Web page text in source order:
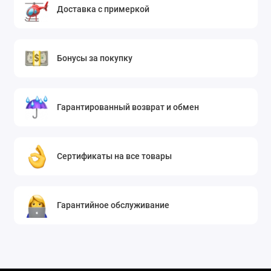
Доставка с примеркой
Бонусы за покупку
Гарантированный возврат и обмен
Сертификаты на все товары
Гарантийное обслуживание